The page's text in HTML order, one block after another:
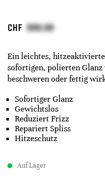
CHF
Ein leichtes,
sofortigen, polierten Glanz
beschweren oder fettig
Sofortiger Glanz
Gewichtslos
Reduziert Frizz
Repariert Spliss
Hitzeschutz
Auf Lager